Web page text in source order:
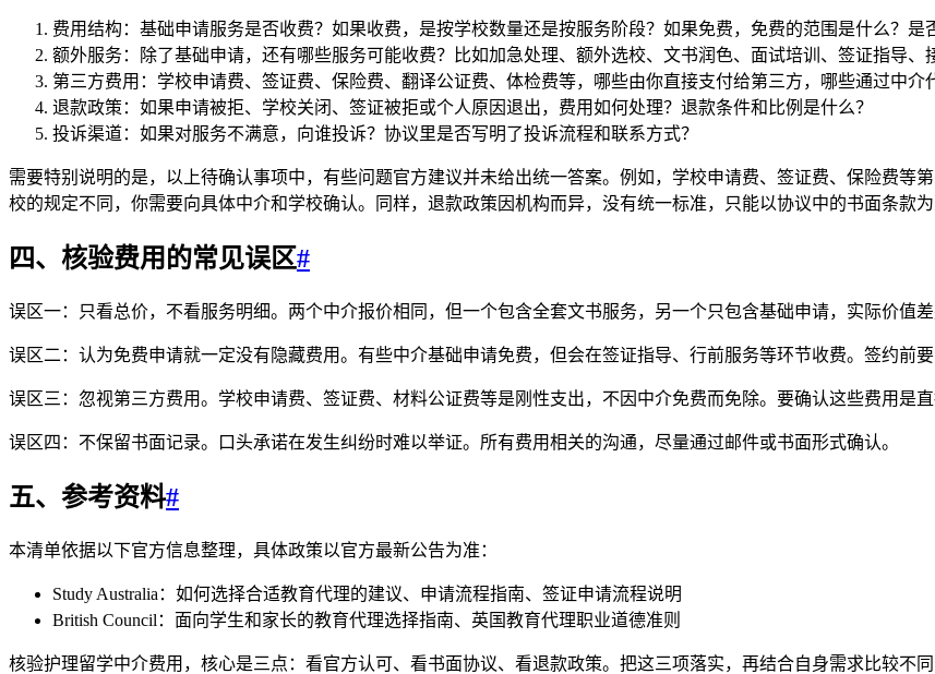
费用结构：基础申请服务是否收费？如果收费，是按学校数量还是按服务阶段？如果免费，免费的范围是什么？是
额外服务：除了基础申请，还有哪些服务可能收费？比如加急处理、额外选校、文书润色、面试培训、签证指导、
第三方费用：学校申请费、签证费、保险费、翻译公证费、体检费等，哪些由你直接支付给第三方，哪些通过中介
退款政策：如果申请被拒、学校关闭、签证被拒或个人原因退出，费用如何处理？退款条件和比例是什么？
投诉渠道：如果对服务不满意，向谁投诉？协议里是否写明了投诉流程和联系方式？
需要特别说明的是，以上待确认事项中，有些问题官方建议并未给出统一答案。例如，学校申请费、签证费、保险费等
校的规定不同，你需要向具体中介和学校确认。同样，退款政策因机构而异，没有统一标准，只能以协议中的书面条款为
四、核验费用的常见误区#
误区一：只看总价，不看服务明细。两个中介报价相同，但一个包含全套文书服务，另一个只包含基础申请，实际价值差
误区二：认为免费申请就一定没有隐藏费用。有些中介基础申请免费，但会在签证指导、行前服务等环节收费。签约前要
误区三：忽视第三方费用。学校申请费、签证费、材料公证费等是刚性支出，不因中介免费而免除。要确认这些费用是
误区四：不保留书面记录。口头承诺在发生纠纷时难以举证。所有费用相关的沟通，尽量通过邮件或书面形式确认。
五、参考资料#
本清单依据以下官方信息整理，具体政策以官方最新公告为准：
Study Australia：如何选择合适教育代理的建议、申请流程指南、签证申请流程说明
British Council：面向学生和家长的教育代理选择指南、英国教育代理职业道德准则
核验护理留学中介费用，核心是三点：看官方认可、看书面协议、看退款政策。把这三项落实，再结合自身需求比较不